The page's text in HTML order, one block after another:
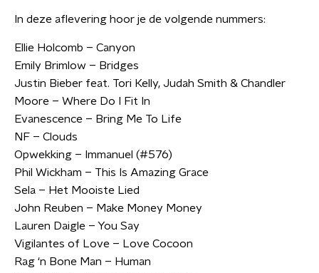
In deze aflevering hoor je de volgende nummers:
Ellie Holcomb – Canyon
Emily Brimlow – Bridges
Justin Bieber feat. Tori Kelly, Judah Smith & Chandler
Moore – Where Do I Fit In
Evanescence – Bring Me To Life
NF – Clouds
Opwekking – Immanuel (#576)
Phil Wickham – This Is Amazing Grace
Sela – Het Mooiste Lied
John Reuben – Make Money Money
Lauren Daigle – You Say
Vigilantes of Love – Love Cocoon
Rag ‘n Bone Man – Human